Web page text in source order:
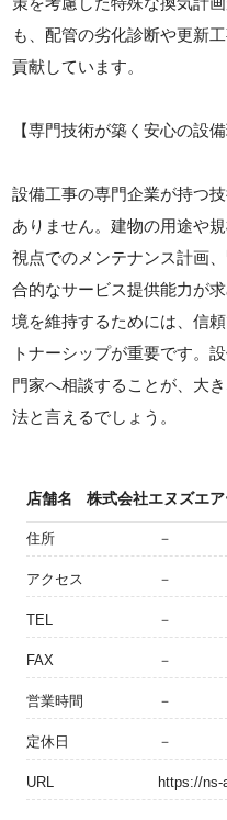
も、配管の劣化診断や更新
貢献しています。
【専門技術が築く安心の設備
設備工事の専門企業が持つ
ありません。建物の用途や
視点でのメンテナンス計画
合的なサービス提供能力が
境を維持するためには、信
トナーシップが重要です。
門家へ相談することが、大
法と言えるでしょう。
店舗名 株式会社エヌズエ
住所 －
アクセス －
TEL －
FAX －
営業時間 －
定休日 －
URL https://ns-